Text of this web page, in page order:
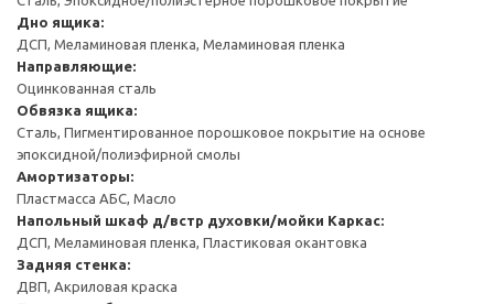
Дно ящика:
ДСП, Меламиновая пленка, Меламиновая пленка
Направляющие:
Оцинкованная сталь
Обвязка ящика:
Сталь, Пигментированное порошковое покрытие на основе
эпоксидной/полиэфирной смолы
Амортизаторы:
Пластмасса АБС, Масло
Напольный шкаф д/встр духовки/мойки Каркас:
ДСП, Меламиновая пленка, Пластиковая окантовка
Задняя стенка:
ДВП, Акриловая краска